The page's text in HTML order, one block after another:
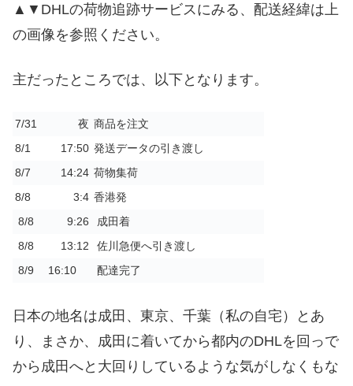
▲▼DHLの荷物追跡サービスにみる、配送経緯は上
の画像を参照ください。
主だったところでは、以下となります。
7/31 夜 商品を注文
8/1
17:50 発送データの引き渡し
8/7
14:24 荷物集荷
8/8
3:4 香港発
8/8
9:26
成田着
8/8
13:12
佐川急便へ引き渡し
8/9
16:10 配達完了
日本の地名は成田、東京、千葉（私の自宅）とあ
り、まさか、成田に着いてから都内のDHLを回っで
から成田へと大回りしているような気がしなくもな